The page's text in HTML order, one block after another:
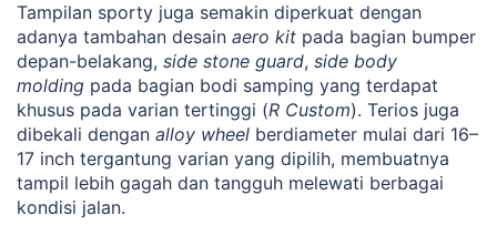
Tampilan sporty juga semakin diperkuat dengan
adanya tambahan desain aero kit pada bagian bumper
depan-belakang, side stone guard, side body
molding pada bagian bodi samping yang terdapat
khusus pada varian tertinggi (R Custom). Terios juga
dibekali dengan alloy wheel berdiameter mulai dari 16–
17 inch tergantung varian yang dipilih, membuatnya
tampil lebih gagah dan tangguh melewati berbagai
kondisi jalan.